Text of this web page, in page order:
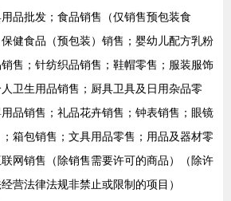
品批发；食品销售（仅销售预包装食
健食品（预包装）销售；婴幼儿配方乳粉
售；针纺织品销售；鞋帽零售；服装服饰
卫生用品销售；厨具卫具及日用杂品零
品销售；礼品花卉销售；钟表销售；眼镜
箱包销售；文具用品零售；用品及器材零
网销售（除销售需要许可的商品）（除许
营法律法规非禁止或限制的项目）